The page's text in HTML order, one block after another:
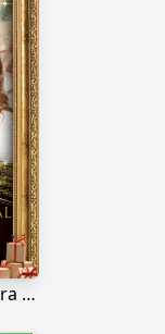
Um Milagre de Natal para Daisy